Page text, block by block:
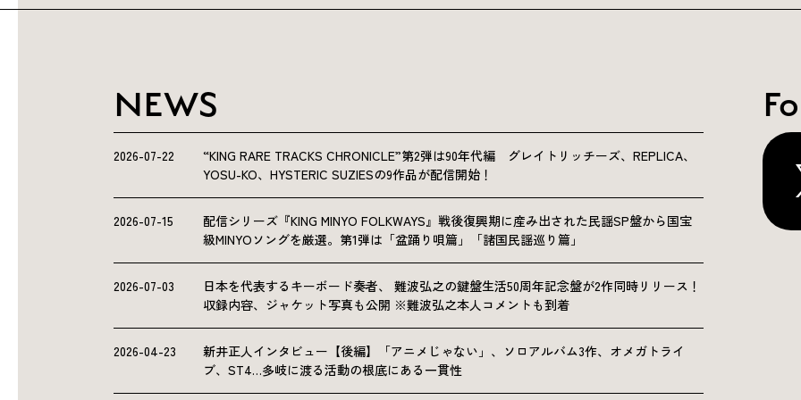
NEWS
2026-07-22
“KING RARE TRACKS CHRONICLE”第2弾は90年代編 グレイトリッチーズ、REPLICA、
YOSU-KO、HYSTERIC SUZIESの9作品が配信開始！
2026-07-15
配信シリーズ『KING MINYO FOLKWAYS』戦後復興期に産み出された民謡SP盤から国宝
級MINYOソングを厳選。第1弾は「盆踊り唄篇」「諸国民謡巡り篇」
2026-07-03
日本を代表するキーボード奏者、 難波弘之の鍵盤生活50周年記念盤が2作同時リリース！
収録内容、ジャケット写真も公開 ※難波弘之本人コメントも到着
2026-04-23
新井正人インタビュー【後編】「アニメじゃない」、ソロアルバム3作、オメガトライ
ブ、ST4…多岐に渡る活動の根底にある一貫性